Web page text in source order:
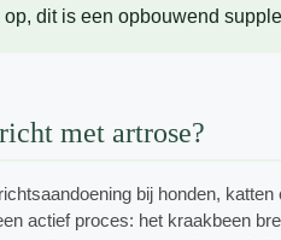
dit is een opbouwend
met artrose?
bij honden,
actief proces: het kraakbeen